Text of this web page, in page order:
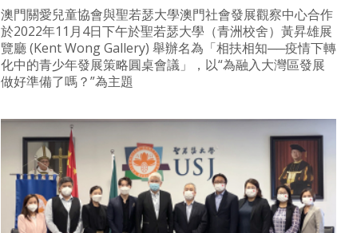
澳門關愛兒童協會與聖若瑟大學澳門社會發展觀察中心合作
於2022年11月4日下午於聖若瑟大學（青洲校舍）黃昇雄展
覽廳 (Kent Wong Gallery) 舉辦名為「相扶相知──疫情下轉
化中的青少年發展策略圓桌會議」，以“為融入大灣區發展
做好準備了嗎？”為主題